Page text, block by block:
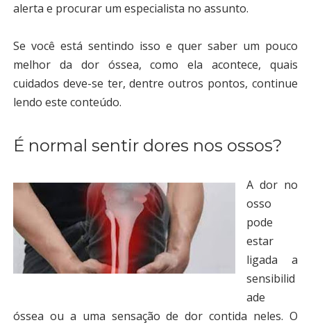
alerta e procurar um especialista no assunto.
Se você está sentindo isso e quer saber um pouco
melhor da dor óssea, como ela acontece, quais
cuidados deve-se ter, dentre outros pontos, continue
lendo este conteúdo.
É normal sentir dores nos ossos?
A dor no
osso
pode
estar
ligada a
sensibilid
ade
óssea ou a uma sensação de dor contida neles. O